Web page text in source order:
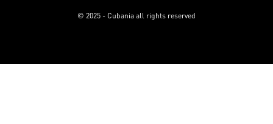
© 2025 - Cubania all rights reserved